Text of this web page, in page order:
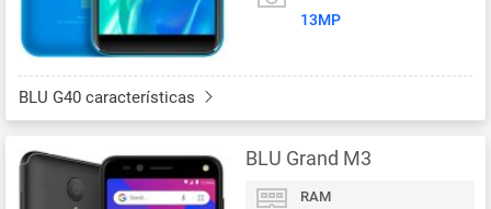
13MP
BLU G40 características
BLU Grand M3
RAM